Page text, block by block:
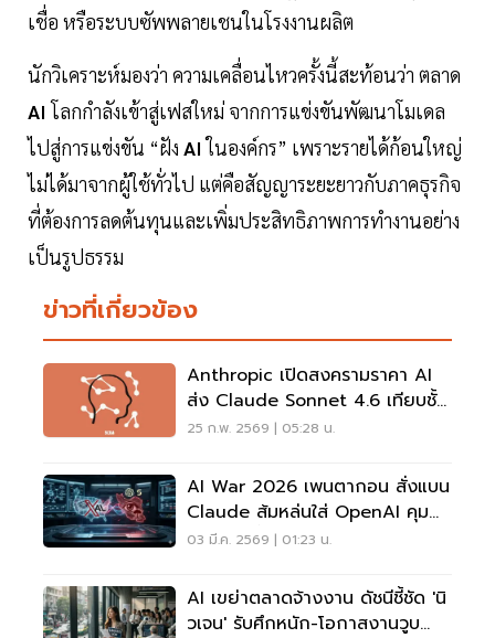
เชื่อ หรือระบบซัพพลายเชนในโรงงานผลิต
นักวิเคราะห์มองว่า ความเคลื่อนไหวครั้งนี้สะท้อนว่า ตลาด
AI โลกกำลังเข้าสู่เฟสใหม่ จากการแข่งขันพัฒนาโมเดล
ไปสู่การแข่งขัน “ฝัง AIในองค์กร” เพราะรายได้ก้อนใหญ่
ไม่ได้มาจากผู้ใช้ทั่วไป แต่คือสัญญาระยะยาวกับภาคธุรกิจ
ที่ต้องการลดต้นทุนและเพิ่มประสิทธิภาพการทำงานอย่าง
เป็นรูปธรรม
ข่าวที่เกี่ยวข้อง
Anthropic เปิดสงครามราคา AI
ส่ง Claude Sonnet 4.6 เทียบชั้น
รุ่นท็อป เริ่มต้น 97.5 บาท
25 ก.พ. 2569 | 05:28 น.
AI War 2026 เพนตากอน สั่งแบน
Claude ส้มหล่นใส่ OpenAI คุม
สมองกลชั้นความลับ
03 มี.ค. 2569 | 01:23 น.
AI เขย่าตลาดจ้างงาน ดัชนีชี้ชัด 'นิ
วเจน' รับศึกหนัก-โอกาสงานวูบ